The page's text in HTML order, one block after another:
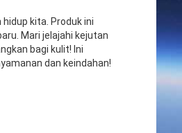
kita. Produk ini
Mari jelajahi kejutan
bagi kulit! Ini
dan keindahan!